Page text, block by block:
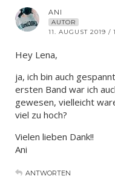
ANI
AUTOR
11. AUGUST 2019 /
Hey Lena,
ja, ich bin auch
ersten Band war ich
gewesen, vielleicht
viel zu hoch?
Vielen lieben Dank!!
Ani
ANTWORTEN